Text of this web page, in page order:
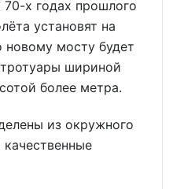
х годах прошлого
установят на
мосту будет
шириной
более метра.
из окружного